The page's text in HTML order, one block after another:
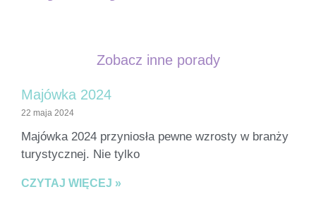
Zobacz inne porady
Majówka 2024
22 maja 2024
Majówka 2024 przyniosła pewne wzrosty w branży
turystycznej. Nie tylko
CZYTAJ WIĘCEJ »